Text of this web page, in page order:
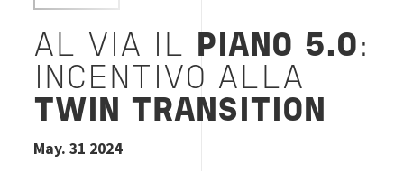
AL VIA IL PIANO 5.0:
INCENTIVO ALLA
TWIN TRANSITION
May. 31 2024